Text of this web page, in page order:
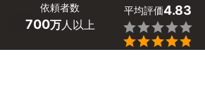
依頼者数
700万人以上
平均評価4.83

